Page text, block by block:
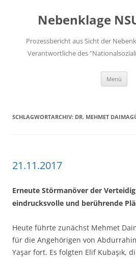
springenNebenklage
Prozessbericht aus Sicht der
Verantwortliche des
Menü
SCHLAGWORTARCHIV: DR. MEHMET
21.11.2017
Erneute Störmanöver der
eindrucksvolle und berührende
Heute führte zunächst Mehmet
für die Angehörigen von
Yaşar fort. Es folgten Elif Kubaşık,